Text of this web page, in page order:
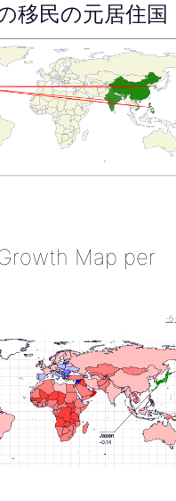
移民の元居住国
Map per